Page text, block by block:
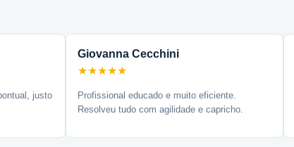
justo
Giovanna Cecchini
★★★★★
Profissional educado e muito eficiente.
Resolveu tudo com agilidade e capricho.